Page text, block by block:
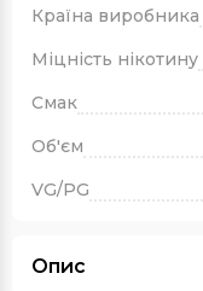
Країна виробника
Міцність нікотину
Смак
Об'єм
VG/PG
Опис